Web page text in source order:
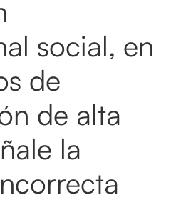
social, en
de
de alta
la